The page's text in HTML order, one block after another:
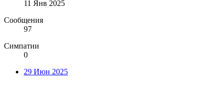
11 Янв 2025
Сообщения
97
Симпатии
0
29 Июн 2025